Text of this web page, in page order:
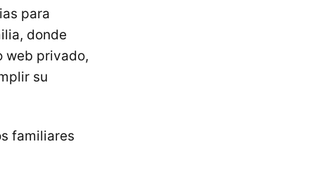
para
donde
web privado,
su
familiares